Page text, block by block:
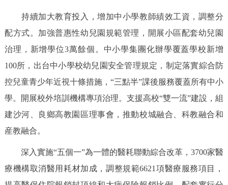
持續加大教育投入，增加中小學教師績效工資，調整分
配方式。加強普惠性幼兒園規範管理，開展小區配套幼兒園
治理，新增學位3萬餘個。中小學集團化辦學覆蓋學校新增
100所，出台中小學校幼兒園安全管理規定，制定落實綜合防
控兒童青少年近視十條措施，“三點半”課後服務覆蓋所有中小
學。開展校外培訓機構專項治理。支援高校“雙一流”建設，組
建沙河、良鄉高教園區理事會，推動校城融合、科教融合和
産教融合。
深入實施“五個一”為一體的醫耗聯動綜合改革，3700家醫
療機構取消醫用耗材加成，調整規範6621項醫療服務項目，